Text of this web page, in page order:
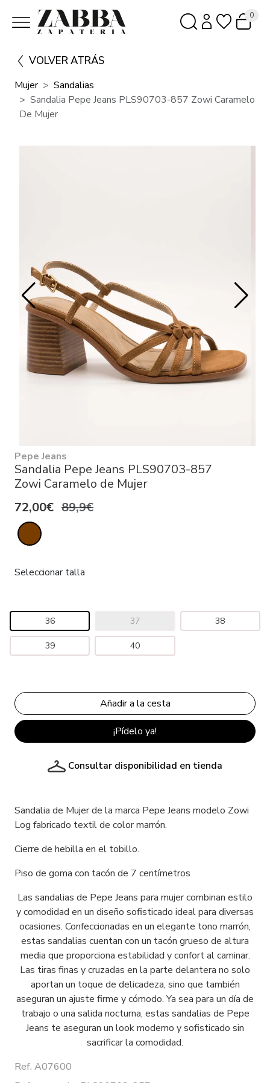
0
VOLVER ATRÁS
Mujer
Sandalias
Sandalia Pepe Jeans PLS90703-857 Zowi Caramelo
De Mujer
Pepe Jeans
Sandalia Pepe Jeans PLS90703-857
Zowi Caramelo de Mujer
72,00€ 89,9€
Seleccionar talla
36 37 38
39 40
¡Pídelo ya!
Consultar disponibilidad en tienda
Sandalia de Mujer de la marca Pepe Jeans modelo Zowi
Log fabricado textil de color marrón.
Cierre de hebilla en el tobillo.
Piso de goma con tacón de 7 centímetros
Las sandalias de Pepe Jeans para mujer combinan estilo
y comodidad en un diseño sofisticado ideal para diversas
ocasiones. Confeccionadas en un elegante tono marrón,
estas sandalias cuentan con un tacón grueso de altura
media que proporciona estabilidad y confort al caminar.
Las tiras finas y cruzadas en la parte delantera no solo
aportan un toque de delicadeza, sino que también
aseguran un ajuste firme y cómodo. Ya sea para un día de
trabajo o una salida nocturna, estas sandalias de Pepe
Jeans te aseguran un look moderno y sofisticado sin
sacrificar la comodidad.
Ref. A07600